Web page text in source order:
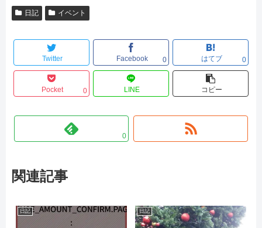
日記 イベント
Twitter Facebook 0 はてブ 0
Pocket 0 LINE コピー
0
関連記事
日記 日記